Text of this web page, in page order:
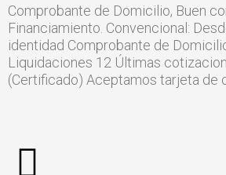
Comprobante de Domicilio, Buen
Financiamiento. Convencional:
identidad Comprobante de
Liquidaciones 12 Últimas
(Certificado) Aceptamos tarjeta de